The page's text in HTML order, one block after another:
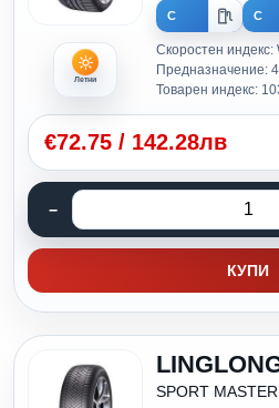
Летни
C C
Скоростен индекс:
Предназначение:
Товарен индекс:
€72.75 / 142.28лв
КУПИ
SPORT